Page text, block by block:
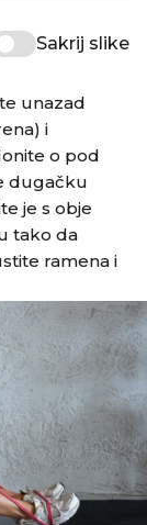
Sakrij slike
unazad
i
o pod
dugačku
je s obje
tako da
ramena i